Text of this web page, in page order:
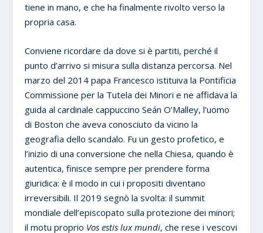
tiene in mano, e che ha finalmente rivolto verso la
propria casa.
Conviene ricordare da dove si è partiti, perché il
punto d’arrivo si misura sulla distanza percorsa. Nel
marzo del 2014 papa Francesco istituiva la Pontificia
Commissione per la Tutela dei Minori e ne affidava la
guida al cardinale cappuccino Seán O’Malley, l’uomo
di Boston che aveva conosciuto da vicino la
geografia dello scandalo. Fu un gesto profetico, e
l’inizio di una conversione che nella Chiesa, quando è
autentica, finisce sempre per prendere forma
giuridica: è il modo in cui i propositi diventano
irreversibili. Il 2019 segnò la svolta: il summit
mondiale dell’episcopato sulla protezione dei minori;
il motu proprio Vos estis lux mundi, che rese i vescovi